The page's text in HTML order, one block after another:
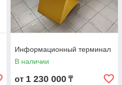
Информационный терминал
В наличии
от 1 230 000 ₸